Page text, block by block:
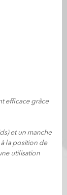
efficace grâce
et un manche
la position de
utilisation